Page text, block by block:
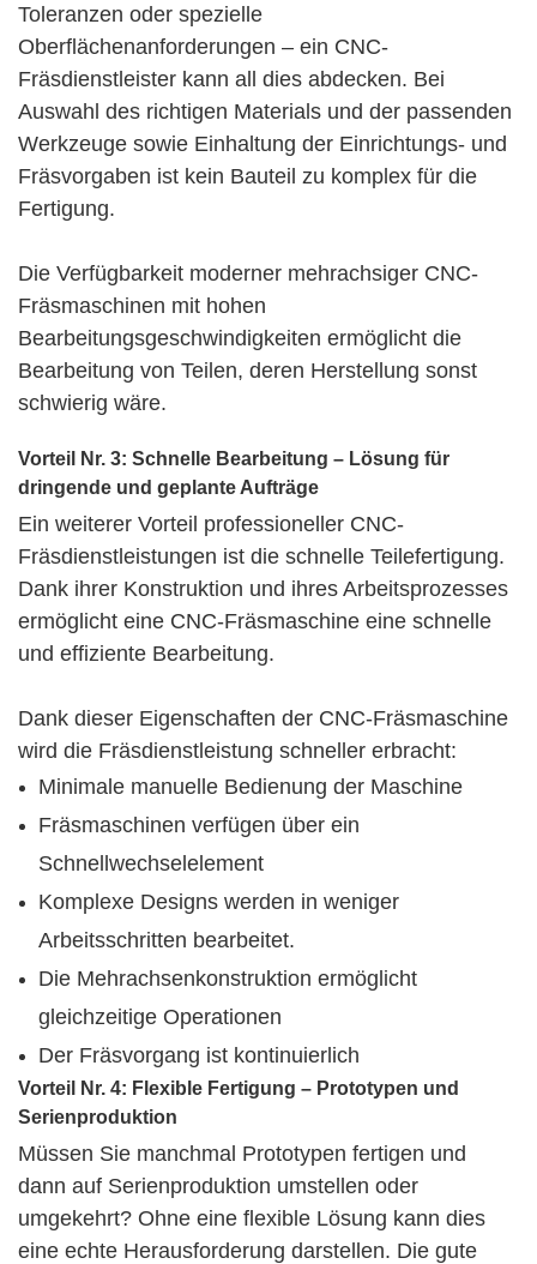
Toleranzen oder spezielle
Oberflächenanforderungen – ein CNC-
Fräsdienstleister kann all dies abdecken. Bei
Auswahl des richtigen Materials und der passenden
Werkzeuge sowie Einhaltung der Einrichtungs- und
Fräsvorgaben ist kein Bauteil zu komplex für die
Fertigung.
Die Verfügbarkeit moderner mehrachsiger CNC-
Fräsmaschinen mit hohen
Bearbeitungsgeschwindigkeiten ermöglicht die
Bearbeitung von Teilen, deren Herstellung sonst
schwierig wäre.
Vorteil Nr. 3: Schnelle Bearbeitung – Lösung für
dringende und geplante Aufträge
Ein weiterer Vorteil professioneller CNC-
Fräsdienstleistungen ist die schnelle Teilefertigung.
Dank ihrer Konstruktion und ihres Arbeitsprozesses
ermöglicht eine CNC-Fräsmaschine eine schnelle
und effiziente Bearbeitung.
Dank dieser Eigenschaften der CNC-Fräsmaschine
wird die Fräsdienstleistung schneller erbracht:
Minimale manuelle Bedienung der Maschine
Fräsmaschinen verfügen über ein
Schnellwechselelement
Komplexe Designs werden in weniger
Arbeitsschritten bearbeitet.
Die Mehrachsenkonstruktion ermöglicht
gleichzeitige Operationen
Der Fräsvorgang ist kontinuierlich
Vorteil Nr. 4: Flexible Fertigung – Prototypen und
Serienproduktion
Müssen Sie manchmal Prototypen fertigen und
dann auf Serienproduktion umstellen oder
umgekehrt? Ohne eine flexible Lösung kann dies
eine echte Herausforderung darstellen. Die gute